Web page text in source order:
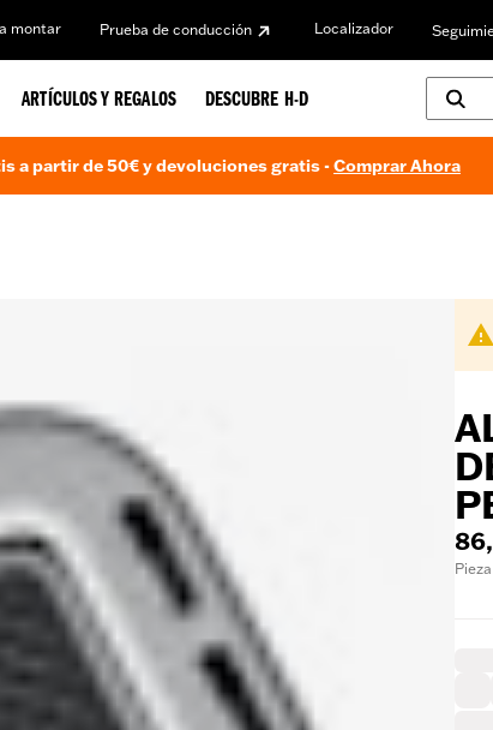
montar Prueba de conducción Localizador
ARTÍCULOS Y REGALOS DESCUBRE H-D
a partir de 50€ y devoluciones gratis -Comprar Ahora